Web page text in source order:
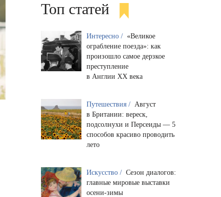
Топ статей
Интересно / «Великое
ограбление поезда»: как
произошло самое дерзкое
преступление
в Англии XX века
Путешествия / Август
в Британии: вереск,
подсолнухи и Персеиды — 5
способов красиво проводить
лето
Искусство / Сезон диалогов:
главные мировые выставки
осени-зимы